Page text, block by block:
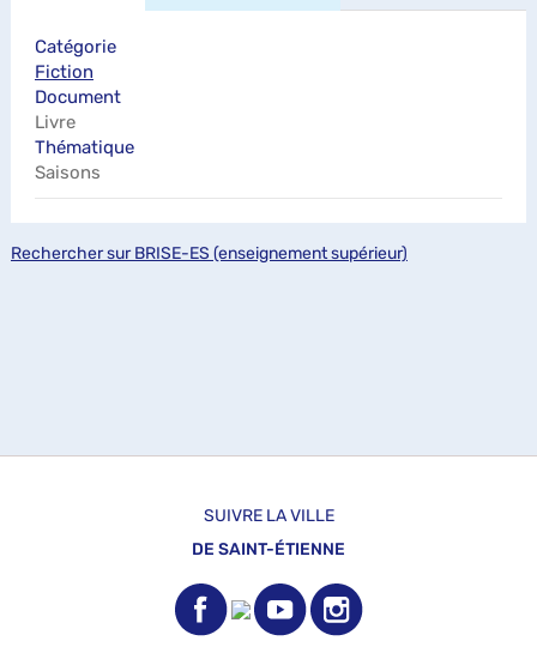
Catégorie
Fiction
Document
Livre
Thématique
Saisons
Rechercher sur BRISE-ES (enseignement supérieur)
SUIVRE LA VILLE
DE SAINT-ÉTIENNE